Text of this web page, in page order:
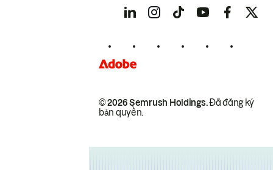
© 2026 Semrush Holdings.Đã đăng ký
bản quyền.